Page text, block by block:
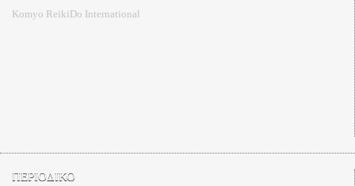
Komyo ReikiDo International
ΠΕΡΙΟΔΙΚΟ